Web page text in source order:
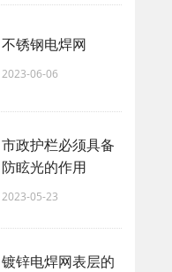
不锈钢电焊网
2023-06-06
市政护栏必须具备
防眩光的作用
2023-05-23
镀锌电焊网表层的